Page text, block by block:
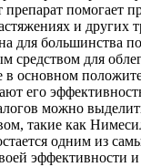
препарат помогает
и других
для большинства
средством для
в основном
его
можно
такие как
одним из
эффективности